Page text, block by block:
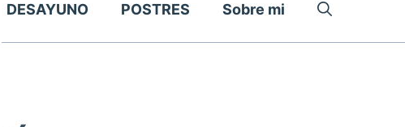
DESAYUNO POSTRES Sobre mi